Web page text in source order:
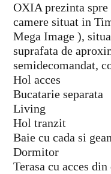
OXIA prezinta
camere situat in
Mega Image ),
suprafata de
semidecomandat,
Hol acces
Bucatarie separata
Living
Hol tranzit
Baie cu cada si
Dormitor
Terasa cu acces